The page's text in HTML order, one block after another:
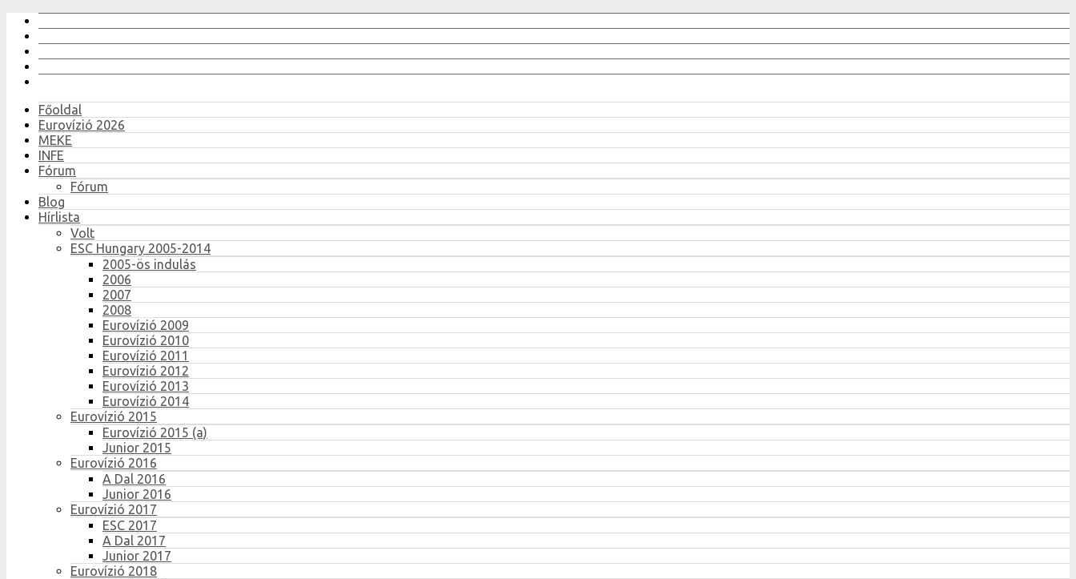
Főoldal
Eurovízió 2026
MEKE
INFE
Fórum
Fórum
Blog
Hírlista
Volt
ESC Hungary 2005-2014
2005-ös indulás
2006
2007
2008
Eurovízió 2009
Eurovízió 2010
Eurovízió 2011
Eurovízió 2012
Eurovízió 2013
Eurovízió 2014
Eurovízió 2015
Eurovízió 2015 (a)
Junior 2015
Eurovízió 2016
A Dal 2016
Junior 2016
Eurovízió 2017
ESC 2017
A Dal 2017
Junior 2017
Eurovízió 2018